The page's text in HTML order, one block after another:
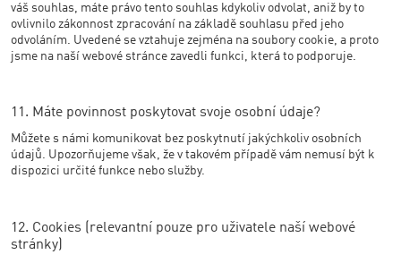
váš souhlas, máte právo tento souhlas kdykoliv odvolat, aniž by to
ovlivnilo zákonnost zpracování na základě souhlasu před jeho
odvoláním. Uvedené se vztahuje zejména na soubory cookie, a proto
jsme na naší webové stránce zavedli funkci, která to podporuje.
11. Máte povinnost poskytovat svoje osobní údaje?
Můžete s námi komunikovat bez poskytnutí jakýchkoliv osobních
údajů. Upozorňujeme však, že v takovém případě vám nemusí být k
dispozici určité funkce nebo služby.
12. Cookies (relevantní pouze pro uživatele naší webové
stránky)